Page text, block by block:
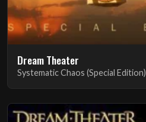
Dream Theater
Systematic Chaos (Special Edition)